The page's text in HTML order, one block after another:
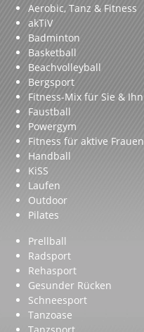
Aerobic, Tanz & Fitness
akTiV
Badminton
Basketball
Beachvolleyball
Bergsport
Fitness-Mix für Sie & Ihn
Faustball
Powergym
Fitness für aktive Frauen
Handball
KiSS
Laufen
Outdoor
Pilates
Prellball
Radsport
Rehasport
Gesunder Rücken
Schneesport
Tanzoase